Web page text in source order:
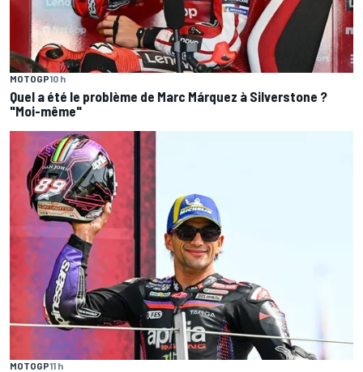
MOTOGP10 h
Quel a été le problème de Marc Márquez à Silverstone ?
"Moi-même"
MOTOGP11 h